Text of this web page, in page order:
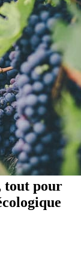
tout pour